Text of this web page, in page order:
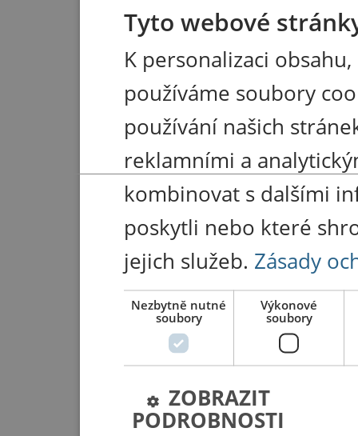
Tyto webové
K personalizaci
používáme soubory
používání našich
reklamními a
kombinovat s dalšími
poskytli nebo které
jejich služeb. Zásady
Nezbytně nutné
soubory
Výkonové
soubory
ZOBRAZIT
PODROBNOSTI